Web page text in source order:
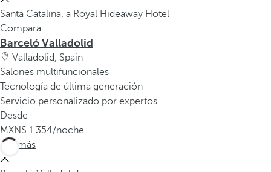
Santa Catalina, a Royal Hideaway Hotel
Compara
Barceló Valladolid
Valladolid, Spain
Salones multifuncionales
Tecnología de última generación
Servicio personalizado por expertos
Desde
1,354/noche
Ver más